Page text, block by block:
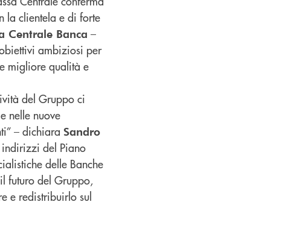
la clientela e di forte
Centrale Banca –
ambiziosi per
migliore qualità e
del Gruppo ci
nelle nuove
– dichiara Sandro
del Piano
delle Banche
futuro del Gruppo,
e redistribuirlo sul